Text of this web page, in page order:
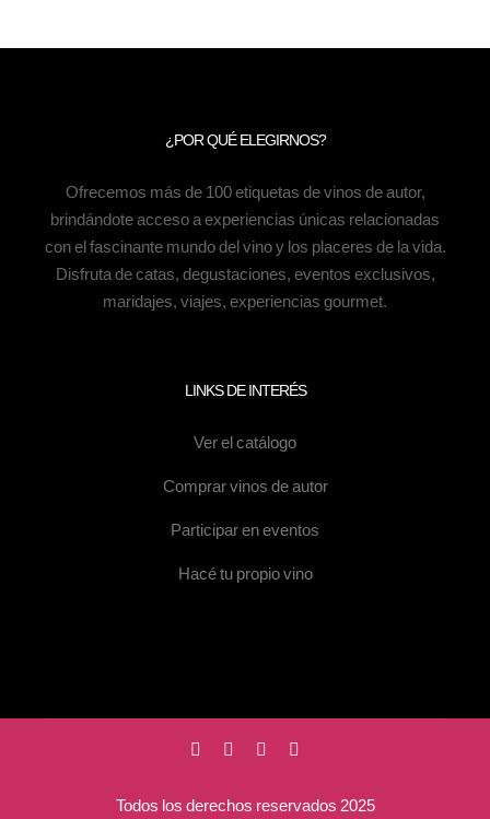
¿POR QUÉ ELEGIRNOS?
Ofrecemos más de 100 etiquetas de vinos de autor,
brindándote acceso a experiencias únicas relacionadas
con el fascinante mundo del vino y los placeres de la vida.
Disfruta de catas, degustaciones, eventos exclusivos,
maridajes, viajes, experiencias gourmet.
LINKS DE INTERÉS
Ver el catálogo
Comprar vinos de autor
Participar en eventos
Hacé tu propio vino
Todos los derechos reservados 2025